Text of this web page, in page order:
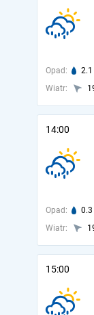
Opad:
Wiatr:
14:00
Opad:
Wiatr:
15:00